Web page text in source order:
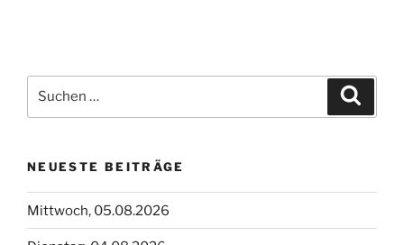
nach:
NEUESTE BEITRÄGE
Mittwoch, 05.08.2026